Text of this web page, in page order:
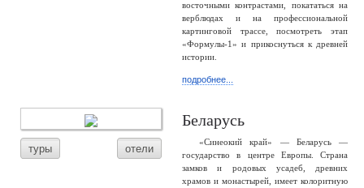
восточными контрастами, покататься на
верблюдах и на профессиональной
картинговой трассе, посмотреть этап
«Формулы-1» и прикоснуться к древней
истории.
подробнее...
туры отели
Беларусь
«Синеокий край» — Беларусь —
государство в центре Европы. Страна
замков и родовых усадеб, древних
храмов и монастырей, имеет колоритную